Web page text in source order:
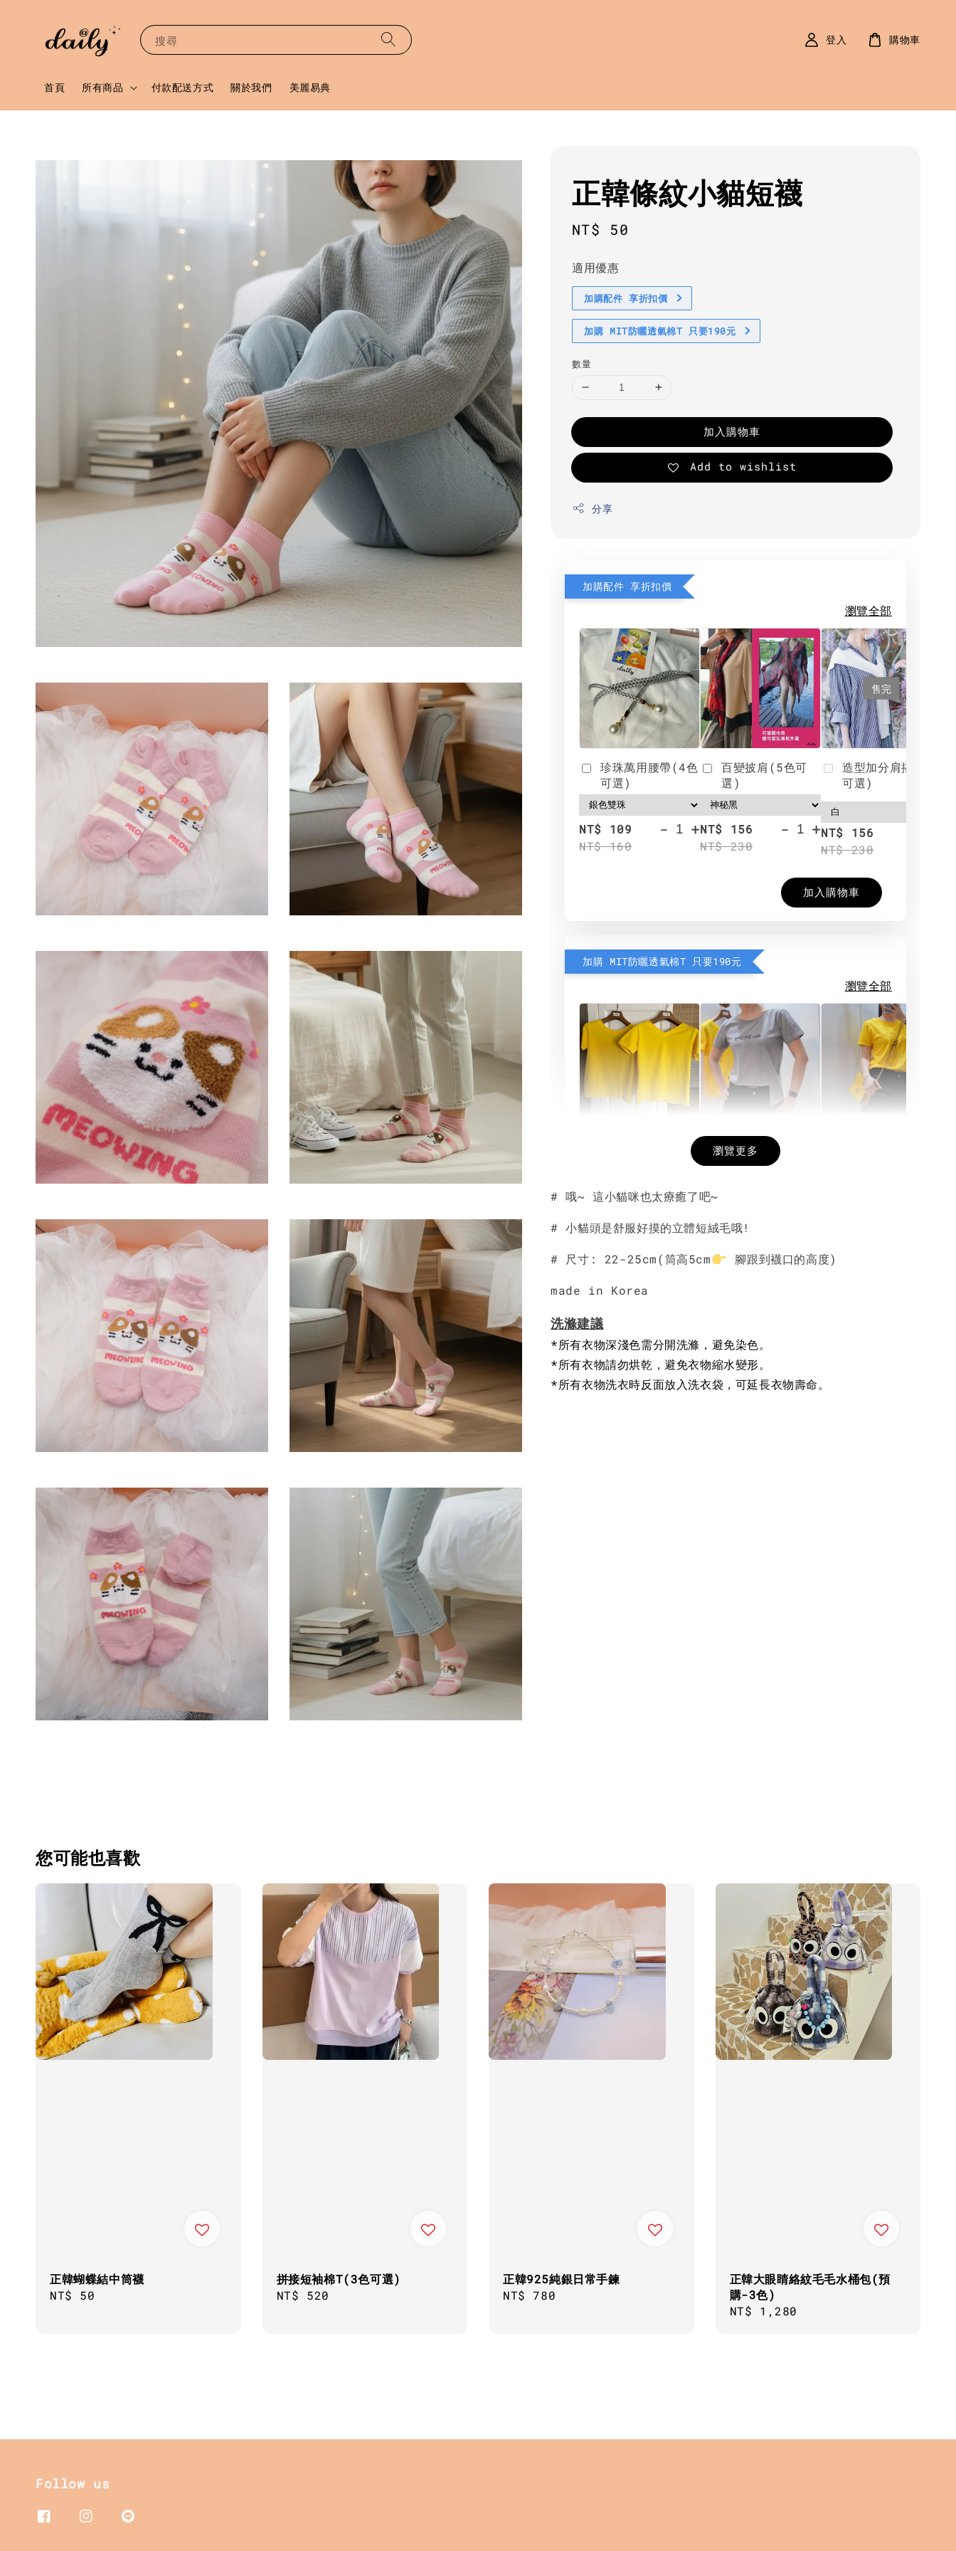
搜尋
首頁 所有商品 付款配送方式 關於我們 美麗易典
登入 購物車
正韓條紋小貓短襪
Regular
NT$ 50
適用優惠
加購配件 享折扣價
加購 MIT防曬透氣棉T 只要190元
數量
加入購物車
Add to wishlist
分享
加購配件 享折扣價
瀏覽全部
珍珠萬用腰帶(4色
可選)
NT$ 109
NT$ 160
- +
百變披肩(5色可
選)
NT$ 156
NT$ 230
- +
售完
造型加分肩搭(4色
可選)
NT$ 156
NT$ 230
加入購物車
加購 MIT防曬透氣棉T 只要190元
瀏覽全部
NT$ 190
NT$ 450
- +
希望相隨雙面T
NT$ 190
NT$ 450
加入購物車
瀏覽更多
# 哦~ 這小貓咪也太療癒了吧~
# 小貓頭是舒服好摸的立體短絨毛哦!
# 尺寸: 22-25cm(筒高5cm 腳跟到襪口的高度)
made in Korea
洗滌建議
*所有衣物深淺色需分開洗滌，避免染色。
*所有衣物請勿烘乾，避免衣物縮水變形。
*所有衣物洗衣時反面放入洗衣袋，可延長衣物壽命。
您可能也喜歡
正韓蝴蝶結中筒襪
Regular
NT$ 50
拼接短袖棉T(3色可選)
Regular
NT$ 520
正韓925純銀日常手鍊
Regular
NT$ 780
正韓大眼睛絡紋毛毛水桶包(預
購-3色)
Regular
NT$ 1,280
Follow us